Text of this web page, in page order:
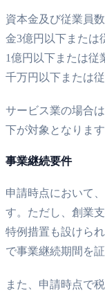
資本金及び従業員
金3億円以下または
1億円以下または従
千万円以下または従
サービス業の場合
下が対象となります
事業継続要件
申請時点において
す。ただし、創業
特例措置も設けら
で事業継続期間を
また、申請時点で